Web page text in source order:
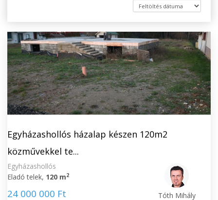
Egyházashollós házalap készen 120m2
közművekkel te...
Egyházashollós
Eladó telek, 120 m2
24 000 000 Ft Tóth Mihály